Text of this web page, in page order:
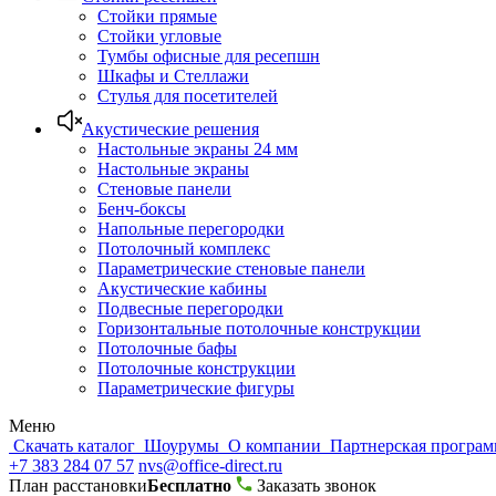
Стойки прямые
Стойки угловые
Тумбы офисные для ресепшн
Шкафы и Стеллажи
Стулья для посетителей
Акустические решения
Настольные экраны 24 мм
Настольные экраны
Стеновые панели
Бенч-боксы
Напольные перегородки
Потолочный комплекс
Параметрические стеновые панели
Акустические кабины
Подвесные перегородки
Горизонтальные потолочные конструкции
Потолочные бафы
Потолочные конструкции
Параметрические фигуры
Меню
Скачать каталог Шоурумы О компании Партнерская
+7 383 284 07 57 nvs@office-direct.ru
План расстановкиБесплатно
Заказать звонок